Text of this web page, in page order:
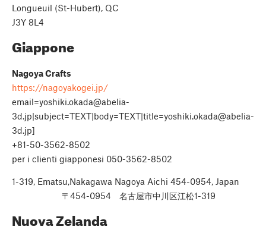
Longueuil (St-Hubert), QC
J3Y 8L4
Giappone
Nagoya Crafts
https://nagoyakogei.jp/
email=yoshiki.okada@abelia-
3d.jp|subject=TEXT|body=TEXT|title=yoshiki.okada@abelia-
3d.jp]
+81-50-3562-8502
per i clienti giapponesi 050-3562-8502
1-319, Ematsu,Nakagawa Nagoya Aichi 454-0954, Japan
〒454-0954 名古屋市中川区江松1-319
Nuova Zelanda